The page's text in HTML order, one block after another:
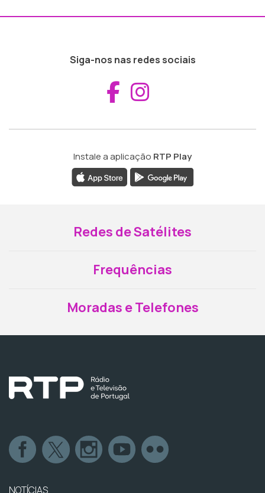
Siga-nos nas redes sociais
Aceder ao
Instale a aplicação RTP Play
Redes de Satélites
Frequências
Moradas e Telefones
NOTÍCIAS